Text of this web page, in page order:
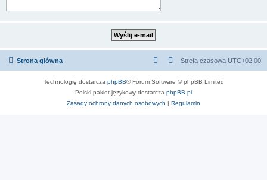
Strona główna Strefa czasowa UTC+02:00
Technologię dostarcza phpBB® Forum Software © phpBB Limited
Polski pakiet językowy dostarcza phpBB.pl
Zasady ochrony danych osobowych | Regulamin